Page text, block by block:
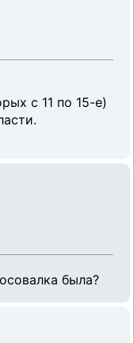
с 11 по 15-е)
была?